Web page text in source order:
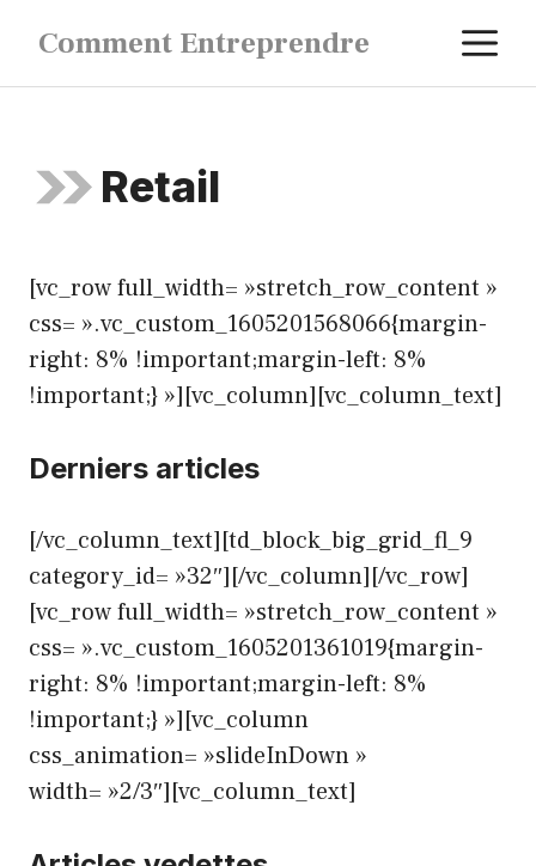
contenu
Comment Entreprendre
Retail
[vc_row full_width= »stretch_row_content »
css= ».vc_custom_1605201568066{margin-
right: 8% !important;margin-left: 8%
!important;} »][vc_column][vc_column_text]
Derniers articles
[/vc_column_text][td_block_big_grid_fl_9
category_id= »32″][/vc_column][/vc_row]
[vc_row full_width= »stretch_row_content »
css= ».vc_custom_1605201361019{margin-
right: 8% !important;margin-left: 8%
!important;} »][vc_column
css_animation= »slideInDown »
width= »2/3″][vc_column_text]